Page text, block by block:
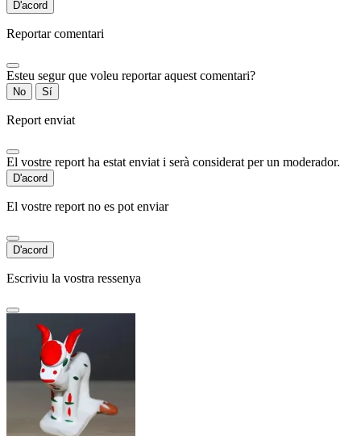
D'acord
Reportar comentari
Esteu segur que voleu reportar aquest comentari?
No Sí
Report enviat
El vostre report ha estat enviat i serà considerat per un moderador.
D'acord
El vostre report no es pot enviar
D'acord
Escriviu la vostra ressenya